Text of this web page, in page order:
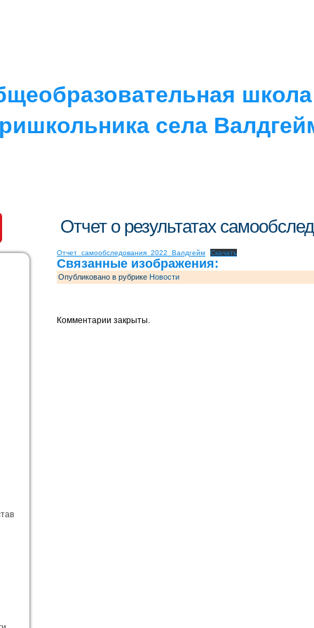
села
Отчет о результатах
Отчет_самообследования_2022_Валдгейм Скачать
Связанные изображения:
Опубликовано в рубрике Новости
Комментарии закрыты.